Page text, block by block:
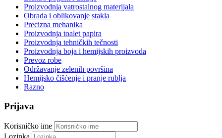
Proizvodnja vatrostalnog materijala
Obrada i oblikovanje stakla
Precizna mehanika
Proizvodnja toalet papira
Proizvodnja tehničkih tečnosti
Proizvodnja boja i hemijskih proizvoda
Prevoz robe
Održavanje zelenih površina
Hemijsko čišćenje i pranje rublja
Razno
Prijava
Korisničko ime
Lozinka